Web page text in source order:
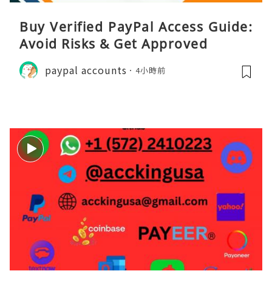
Buy Verified PayPal Access Guide:
Avoid Risks & Get Approved
paypal accounts 4小時前